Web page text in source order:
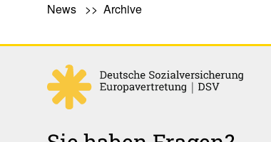
News Archive